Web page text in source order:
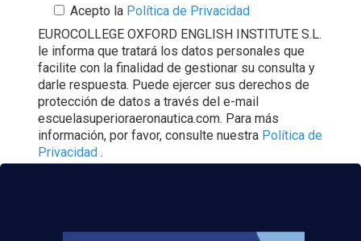
Acepto laPolítica de Privacidad
EUROCOLLEGE OXFORD ENGLISH INSTITUTE S.L.
le informa que tratará los datos personales que
facilite con la finalidad de gestionar su consulta y
darle respuesta. Puede ejercer sus derechos de
protección de datos a través del e-mail
escuelasuperioraeronautica.com. Para más
información, por favor, consulte nuestra Política de
Privacidad .